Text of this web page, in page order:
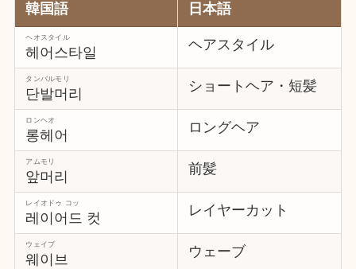
韓国語 日本語
헤어스타일
ヘオスタイル ヘアスタイル
단발머리
タンバルモリ ショートヘア・短髪
롱헤어
ロンヘオ ロングヘア
앞머리
アムモリ 前髪
레이어드 컷
レイオドゥ コッ レイヤーカット
웨이브
ウェイブ ウェーブ